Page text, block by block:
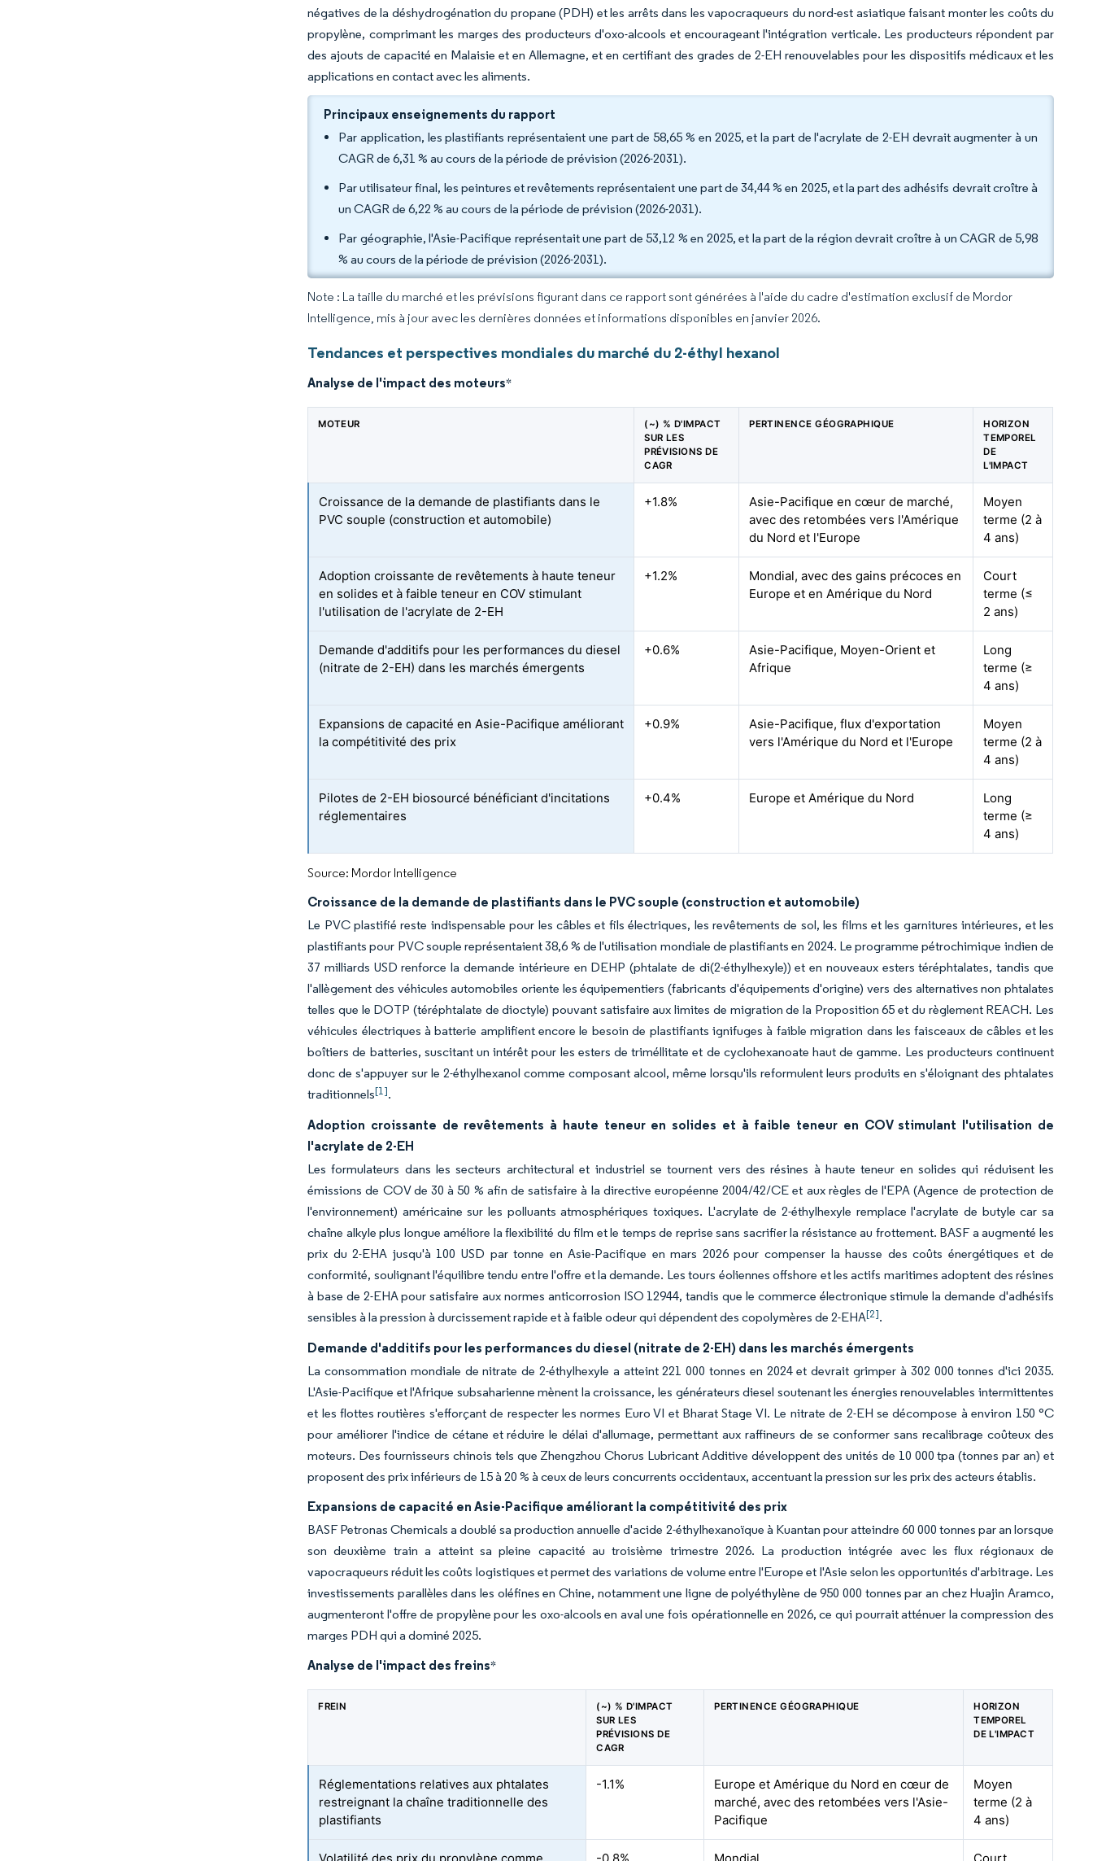
négatives de la déshydrogénation du propane (PDH) et les arrêts dans les vapocraqueurs du nord-est asiatique faisant monter les coûts du
propylène, comprimant les marges des producteurs d'oxo-alcools et encourageant l'intégration verticale. Les producteurs répondent par
des ajouts de capacité en Malaisie et en Allemagne, et en certifiant des grades de 2-EH renouvelables pour les dispositifs médicaux et les
applications en contact avec les aliments.
Principaux enseignements du rapport
Par application, les plastifiants représentaient une part de 58,65 % en 2025, et la part de l'acrylate de 2-EH devrait augmenter à un
CAGR de 6,31 % au cours de la période de prévision (2026-2031).
Par utilisateur final, les peintures et revêtements représentaient une part de 34,44 % en 2025, et la part des adhésifs devrait croître à
un CAGR de 6,22 % au cours de la période de prévision (2026-2031).
Par géographie, l'Asie-Pacifique représentait une part de 53,12 % en 2025, et la part de la région devrait croître à un CAGR de 5,98
% au cours de la période de prévision (2026-2031).
Note : La taille du marché et les prévisions figurant dans ce rapport sont générées à l'aide du cadre d'estimation exclusif de Mordor
Intelligence, mis à jour avec les dernières données et informations disponibles en janvier 2026.
Tendances et perspectives mondiales du marché du 2-éthyl hexanol
Analyse de l'impact des moteurs*
MOTEUR
(~) % D'IMPACT
SUR LES
PRÉVISIONS DE
CAGR
PERTINENCE GÉOGRAPHIQUE
HORIZON
TEMPOREL
DE
L'IMPACT
Croissance de la demande de plastifiants dans le
PVC souple (construction et automobile)
+1.8%
Asie-Pacifique en cœur de marché,
avec des retombées vers l'Amérique
du Nord et l'Europe
Moyen
terme (2 à
4 ans)
Adoption croissante de revêtements à haute teneur
en solides et à faible teneur en COV stimulant
l'utilisation de l'acrylate de 2-EH
+1.2%
Mondial, avec des gains précoces en
Europe et en Amérique du Nord
Court
terme (≤
2 ans)
Demande d'additifs pour les performances du diesel
(nitrate de 2-EH) dans les marchés émergents
+0.6%
Asie-Pacifique, Moyen-Orient et
Afrique
Long
terme (≥
4 ans)
Expansions de capacité en Asie-Pacifique améliorant
la compétitivité des prix
+0.9%
Asie-Pacifique, flux d'exportation
vers l'Amérique du Nord et l'Europe
Moyen
terme (2 à
4 ans)
Pilotes de 2-EH biosourcé bénéficiant d'incitations
réglementaires
+0.4% Europe et Amérique du Nord
Long
terme (≥
4 ans)
Source: Mordor Intelligence
Croissance de la demande de plastifiants dans le PVC souple (construction et automobile)
Le PVC plastifié reste indispensable pour les câbles et fils électriques, les revêtements de sol, les films et les garnitures intérieures, et les
plastifiants pour PVC souple représentaient 38,6 % de l'utilisation mondiale de plastifiants en 2024. Le programme pétrochimique indien de
37 milliards USD renforce la demande intérieure en DEHP (phtalate de di(2-éthylhexyle)) et en nouveaux esters téréphtalates, tandis que
l'allègement des véhicules automobiles oriente les équipementiers (fabricants d'équipements d'origine) vers des alternatives non phtalates
telles que le DOTP (téréphtalate de dioctyle) pouvant satisfaire aux limites de migration de la Proposition 65 et du règlement REACH. Les
véhicules électriques à batterie amplifient encore le besoin de plastifiants ignifuges à faible migration dans les faisceaux de câbles et les
boîtiers de batteries, suscitant un intérêt pour les esters de triméllitate et de cyclohexanoate haut de gamme. Les producteurs continuent
donc de s'appuyer sur le 2-éthylhexanol comme composant alcool, même lorsqu'ils reformulent leurs produits en s'éloignant des phtalates
traditionnels[1].
Adoption croissante de revêtements à haute teneur en solides et à faible teneur en COV stimulant l'utilisation de
l'acrylate de 2-EH
Les formulateurs dans les secteurs architectural et industriel se tournent vers des résines à haute teneur en solides qui réduisent les
émissions de COV de 30 à 50 % afin de satisfaire à la directive européenne 2004/42/CE et aux règles de l'EPA (Agence de protection de
l'environnement) américaine sur les polluants atmosphériques toxiques. L'acrylate de 2-éthylhexyle remplace l'acrylate de butyle car sa
chaîne alkyle plus longue améliore la flexibilité du film et le temps de reprise sans sacrifier la résistance au frottement. BASF a augmenté les
prix du 2-EHA jusqu'à 100 USD par tonne en Asie-Pacifique en mars 2026 pour compenser la hausse des coûts énergétiques et de
conformité, soulignant l'équilibre tendu entre l'offre et la demande. Les tours éoliennes offshore et les actifs maritimes adoptent des résines
à base de 2-EHA pour satisfaire aux normes anticorrosion ISO 12944, tandis que le commerce électronique stimule la demande d'adhésifs
sensibles à la pression à durcissement rapide et à faible odeur qui dépendent des copolymères de 2-EHA[2].
Demande d'additifs pour les performances du diesel (nitrate de 2-EH) dans les marchés émergents
La consommation mondiale de nitrate de 2-éthylhexyle a atteint 221 000 tonnes en 2024 et devrait grimper à 302 000 tonnes d'ici 2035.
L'Asie-Pacifique et l'Afrique subsaharienne mènent la croissance, les générateurs diesel soutenant les énergies renouvelables intermittentes
et les flottes routières s'efforçant de respecter les normes Euro VI et Bharat Stage VI. Le nitrate de 2-EH se décompose à environ 150 °C
pour améliorer l'indice de cétane et réduire le délai d'allumage, permettant aux raffineurs de se conformer sans recalibrage coûteux des
moteurs. Des fournisseurs chinois tels que Zhengzhou Chorus Lubricant Additive développent des unités de 10 000 tpa (tonnes par an) et
proposent des prix inférieurs de 15 à 20 % à ceux de leurs concurrents occidentaux, accentuant la pression sur les prix des acteurs établis.
Expansions de capacité en Asie-Pacifique améliorant la compétitivité des prix
BASF Petronas Chemicals a doublé sa production annuelle d'acide 2-éthylhexanoïque à Kuantan pour atteindre 60 000 tonnes par an lorsque
son deuxième train a atteint sa pleine capacité au troisième trimestre 2026. La production intégrée avec les flux régionaux de
vapocraqueurs réduit les coûts logistiques et permet des variations de volume entre l'Europe et l'Asie selon les opportunités d'arbitrage. Les
investissements parallèles dans les oléfines en Chine, notamment une ligne de polyéthylène de 950 000 tonnes par an chez Huajin Aramco,
augmenteront l'offre de propylène pour les oxo-alcools en aval une fois opérationnelle en 2026, ce qui pourrait atténuer la compression des
marges PDH qui a dominé 2025.
Analyse de l'impact des freins*
FREIN
(~) % D'IMPACT
SUR LES
PRÉVISIONS DE
CAGR
PERTINENCE GÉOGRAPHIQUE
HORIZON
TEMPOREL
DE L'IMPACT
Réglementations relatives aux phtalates
restreignant la chaîne traditionnelle des
plastifiants
-1.1%
Europe et Amérique du Nord en cœur de
marché, avec des retombées vers l'Asie-
Pacifique
Moyen
terme (2 à
4 ans)